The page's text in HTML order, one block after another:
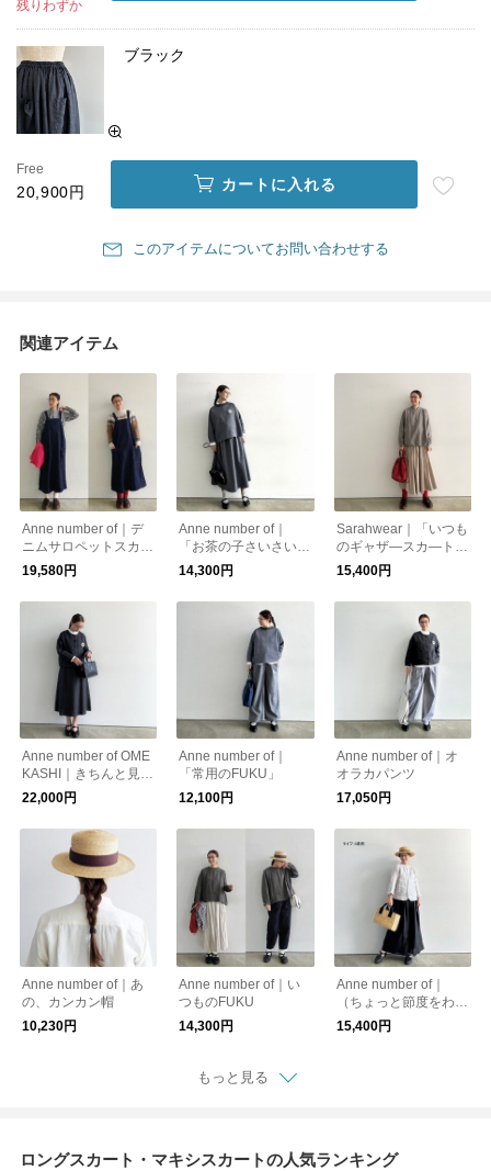
残りわずか
ブラック
Free
20,900円 カートに入れる
このアイテムについてお問い合わせする
関連アイテム
Anne number of｜デ
ニムサロペットスカー
ト by SARAHWEAR
19,580円
Anne number of｜
「お茶の子さいさいス
カート」
14,300円
Sarahwear｜「いつも
のギャザ―スカ―ト/
コ―デュロイ版」
15,400円
Anne number of OME
KASHI｜きちんと見え
のレトロスカート
22,000円
Anne number of｜
「常用のFUKU」
12,100円
Anne number of｜オ
オラカパンツ
17,050円
Anne number of｜あ
の、カンカン帽
10,230円
Anne number of｜い
つものFUKU
14,300円
Anne number of｜
（ちょっと節度をわき
まえた）「毎日のリネ
ンシャツ」
15,400円
もっと見る
ロングスカート・マキシスカートの人気ランキング